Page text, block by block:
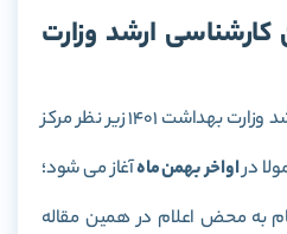
کارشناسی ارشد وزارت
ثبت نام آزمون کارشناسی ارشد وزارت بهداشت 1401 زیر نظر مرکز
دراواخر بهمن ماهآغاز می شود؛
به محض اعلام در همین مقاله